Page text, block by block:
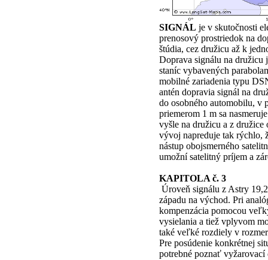
SIGNÁL je v skutočnosti
prenosový prostriedok na
štúdia, cez družicu až k
Doprava signálu na družicu
staníc vybavených
mobilné zariadenia typu
antén dopravia signál na
do osobného automobilu, v
priemerom 1 m sa
vyšle na družicu a z
vývoj napreduje tak rýchlo,
nástup obojsmerného
umožní satelitný príjem a
KAPITOLA č. 3
Úroveň signálu z Astry
západu na východ. Pri
kompenzácia pomocou
vysielania a tiež vplyvom
také veľké rozdiely v
Pre posúdenie konkrétnej
potrebné poznať vyžarovací